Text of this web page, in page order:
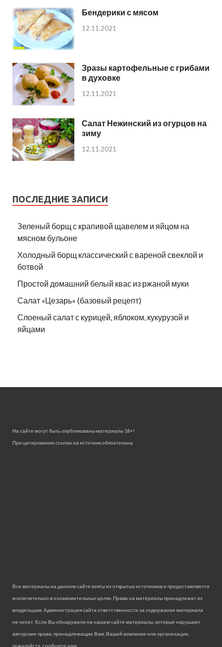
Бендерики с мясом
12.11.2021
Зразы картофельные с грибами
в духовке
12.11.2021
Салат Нежинский из огурцов на
зиму
12.11.2021
ПОСЛЕДНИЕ ЗАПИСИ
Зеленый борщ с крапивой щавелем и яйцом на
мясном бульоне
Холодный борщ классический с вареной свеклой и
ботвой
Простой домашний белый квас из ржаной муки
Салат «Цезарь» (базовый рецепт)
Слоеный салат с курицей, яблоком, кукурузой и
яйцами
На сайте могут быть опубликованы материалы 18+!
При цитировании ссылка на источник обязательна.
Все материалы на данном сайте взяты из открытых источников и предоставляются
исключительно в ознакомительных целях. Права на материалы принадлежат их
владельцам. Администрация сайта ответственности за содержание материала
не несет. Если Вы обнаружили на нашем сайте материалы, которые нарушают
авторские права, принадлежащие Вам, Вашей компании или организации,
пожалуйста, сообщите нам.